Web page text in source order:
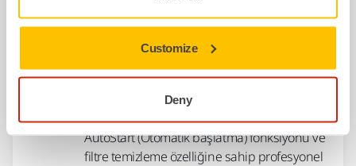
Customize
Deny
performanslı…
BIRLIKTE KULLANIN:
Mirka 1230 M AFC EU 230V Toz Emiş
AutoStart (Otomatik başlatma) fonksiyonu ve
filtre temizleme özelliğine sahip profesyonel